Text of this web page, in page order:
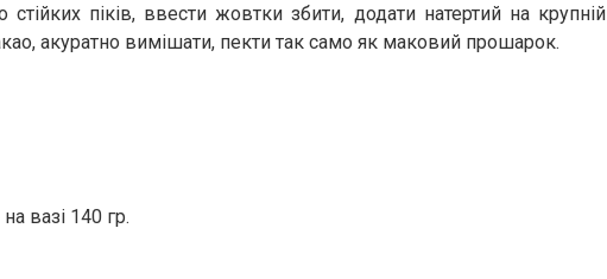
піків, ввести жовтки збити, додати натертий на крупній
акуратно вимішати, пекти так само як маковий прошарок.
вазі 140 гр.